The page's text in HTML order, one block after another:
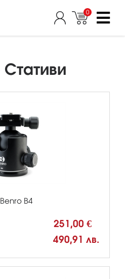
0
Стативи
B4
251,00 €
490,91 лв.